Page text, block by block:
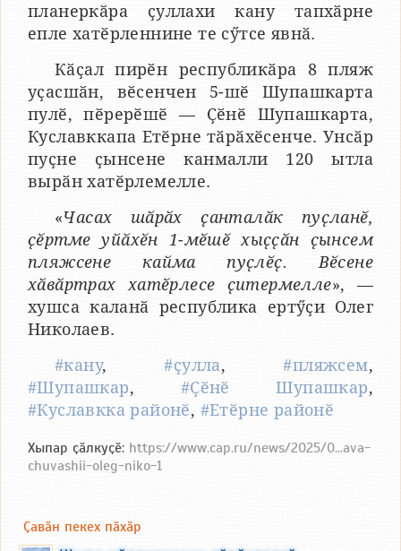
планеркӑра ҫуллахи кану тапхӑрне
епле хатӗрленнине те сӳтсе явнӑ.
Кӑҫал пирӗн республикӑра 8 пляж
уҫасшӑн, вӗсенчен 5-шӗ Шупашкарта
пулӗ, пӗрерӗшӗ — Ҫӗнӗ Шупашкарта,
Куславккапа Етӗрне тӑрӑхӗсенче. Унсӑр
пуҫне ҫынсене канмалли 120 ытла
вырӑн хатӗрлемелле.
«Часах шӑрӑх ҫанталӑк пуҫланӗ,
ҫӗртме уйӑхӗн 1-мӗшӗ хыҫҫӑн ҫынсем
пляжсене кайма пуҫлӗҫ. Вӗсене
хӑвӑртрах хатӗрлесе ҫитермелле», —
хушса каланӑ республика ертӳҫи Олег
Николаев.
#кану,#ҫулла,#пляжсем,
#Шупашкар, #Ҫӗнӗ Шупашкар,
#Куславкка районӗ, #Етӗрне районӗ
Хыпар ҫӑлкуҫӗ: https://www.cap.ru/news/2025/0...ava-
chuvashii-oleg-niko-1
Ҫавӑн пекех пӑхӑр